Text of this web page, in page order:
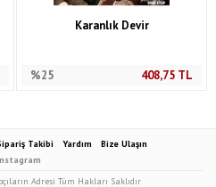
Karanlık Devir
%25 408,75 TL
Takibi Yardım
Bize Ulaşın
Adresi Tüm Hakları Saklıdır